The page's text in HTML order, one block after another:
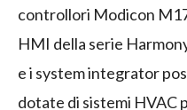
controllori Modicon
HMI della serie
e i system integrator
dotate di sistemi